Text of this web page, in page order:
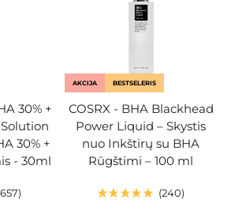
30% +
30% +
- 30ml
AKCIJA BESTSELERIS
COSRX - BHA Blackhead
Power Liquid – Skystis
nuo Inkštirų su BHA
Rūgštimi – 100 ml
240